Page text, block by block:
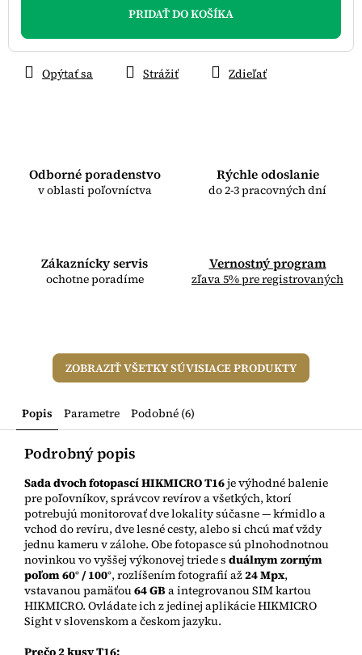
PRIDAŤ DO KOŠÍKA
Odborné poradenstvo
v oblasti poľovníctva
Rýchle odoslanie
do 2-3 pracovných dní
Zákaznícky servis
ochotne poradíme
Vernostný program
zľava 5% pre registrovaných
Opýtať sa Strážiť Zdieľať
ZOBRAZIŤ VŠETKY SÚVISIACE PRODUKTY
Popis Parametre Podobné (6)
Podrobný popis
Sada dvoch fotopascí HIKMICRO T16je výhodné balenie
pre poľovníkov, správcov revírov a všetkých, ktorí
potrebujú monitorovať dve lokality súčasne — kŕmidlo a
vchod do revíru, dve lesné cesty, alebo si chcú mať vždy
jednu kameru v zálohe. Obe fotopasce sú plnohodnotnou
novinkou vo vyššej výkonovej triede s duálnym zorným
poľom 60° / 100°, rozlíšením fotografií až24 Mpx,
vstavanou pamäťou64 GBa integrovanou SIM kartou
HIKMICRO. Ovládate ich z jedinej aplikácie HIKMICRO
Sight v slovenskom a českom jazyku.